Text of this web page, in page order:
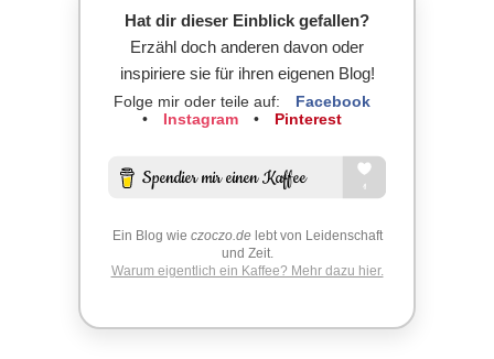
Hat dir dieser Einblick gefallen?
Erzähl doch anderen davon oder
inspiriere sie für ihren eigenen Blog!
Folge mir oder teile auf:
Facebook
•
Instagram • Pinterest
Ein Blog wie czoczo.delebt von Leidenschaft
und Zeit.
Warum eigentlich ein Kaffee? Mehr dazu hier.